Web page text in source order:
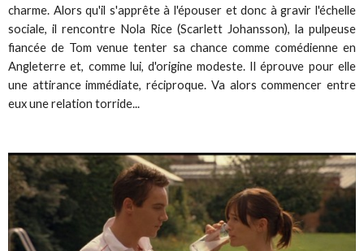
charme. Alors qu'il s'apprête à l'épouser et donc à gravir l'échelle
sociale, il rencontre Nola Rice (Scarlett Johansson), la pulpeuse
fiancée de Tom venue tenter sa chance comme comédienne en
Angleterre et, comme lui, d'origine modeste. Il éprouve pour elle
une attirance immédiate, réciproque. Va alors commencer entre
eux une relation torride...